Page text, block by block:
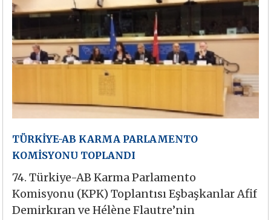
TÜRKİYE-AB KARMA PARLAMENTO
KOMİSYONU TOPLANDI
74. Türkiye-AB Karma Parlamento
Komisyonu (KPK) Toplantısı Eşbaşkanlar Afif
Demirkıran ve Hélène Flautre’nin